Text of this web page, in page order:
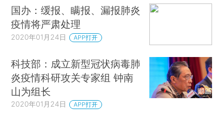
国办：缓报、瞒报、漏报肺炎
疫情将严肃处理
2020年01月24日 APP打开
科技部：成立新型冠状病毒肺
炎疫情科研攻关专家组 钟南
山为组长
2020年01月24日 APP打开